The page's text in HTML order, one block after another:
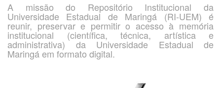
A missão do Repositório Institucional da
Universidade Estadual de Maringá (RI-UEM) é
reunir, preservar e permitir o acesso à memória
institucional (científica, técnica, artística e
administrativa) da Universidade Estadual de
Maringá em formato digital.